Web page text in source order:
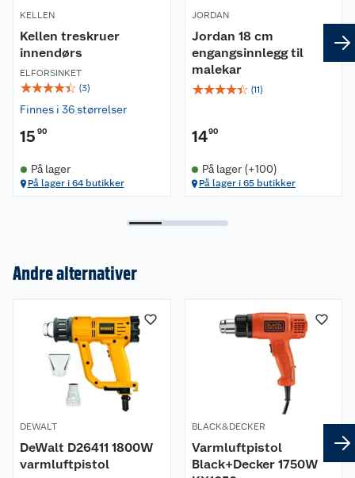
KELLEN
Kellen treskruer
innendørs
ELFORSINKET
☆☆☆☆☆ (3)
Finnes i 36 størrelser
15 90
På lager
På lager i 64 butikker
JORDAN
Jordan 18 cm
engangsinnlegg til
malekar
☆☆☆☆☆ (11)
1490
På lager (+100)
På lager i 65 butikker
Andre alternativer
DEWALT
DeWalt D26411 1800W
varmluftpistol
BLACK&DECKER
Varmluftpistol
Black+Decker 1750W
Kundeservice
Butikker
Kontakt oss
Retur- og angrerett
Reklamasjon
Om oss
Nyheter
Våre merkevarer
Våre kjeder
Kjøpsvilkår
Personvern
Lavprisløfte
Hageinspirasjon
Oppussing med utemaling